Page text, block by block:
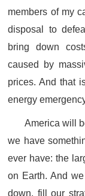
members of my
disposal to
bring down
caused by
prices. And that
energy
America will
we have
ever have: the
on Earth. And
down, fill our